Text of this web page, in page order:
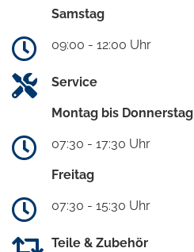
Samstag
09:00 - 12:00 Uhr
Service
Montag bis Donnerstag
07:30 - 17:30 Uhr
Freitag
07:30 - 15:30 Uhr
Teile & Zubehör